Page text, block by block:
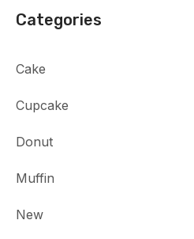
Categories
Cake
Cupcake
Donut
Muffin
New